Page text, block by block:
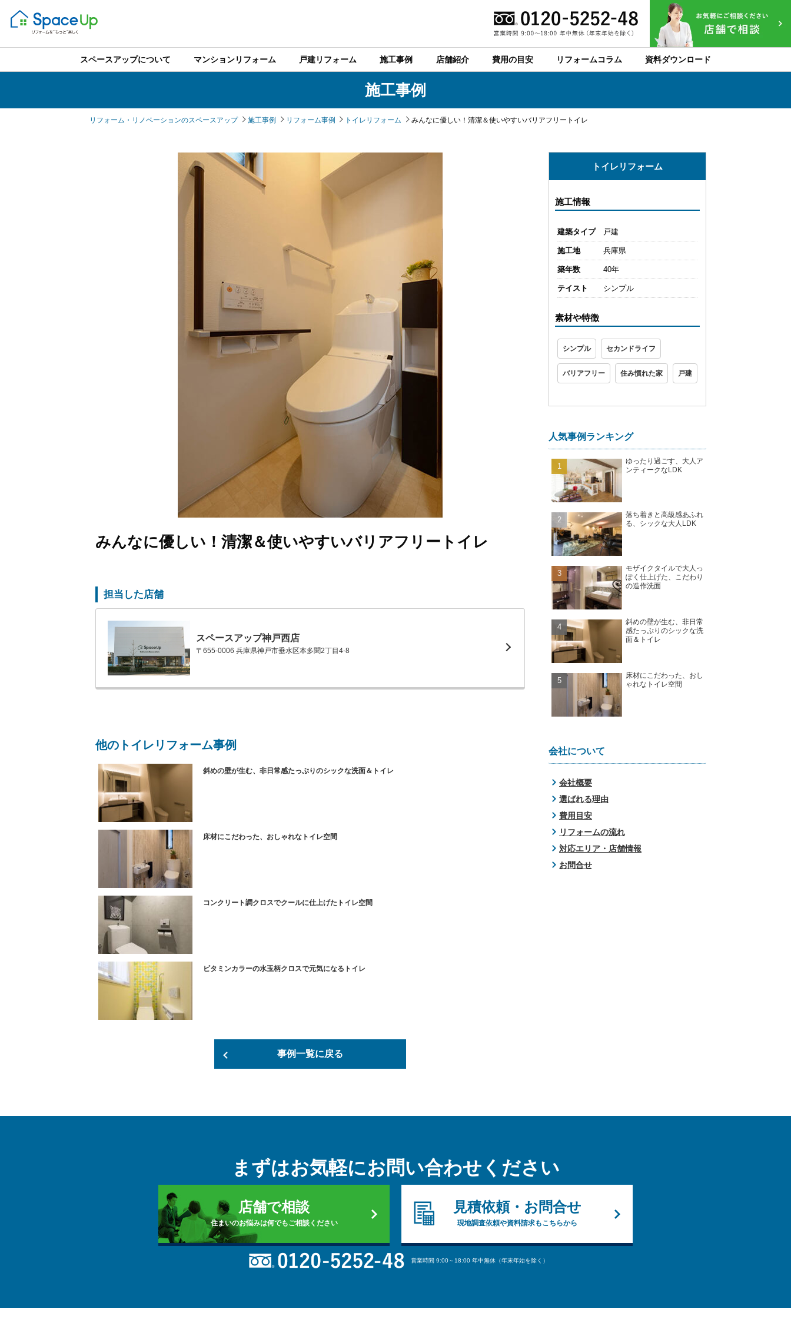
スペースアップについて マンションリフォーム 戸建リフォーム 施工事例 店舗紹介 費用の目安 リフォームコラム 資料ダウンロード
施工事例
リフォーム・リノベーションのスペースアップ 施工事例 リフォーム事例 トイレリフォーム みんなに優しい！清潔＆使いやすいバリアフリートイレ
みんなに優しい！清潔＆使いやすいバリアフリートイレ
担当した店舗
スペースアップ神戸西店
〒655-0006 兵庫県神戸市垂水区本多聞2丁目4-8
他のトイレリフォーム事例
斜めの壁が生む、非日常感たっぷりのシックな洗面＆トイレ
床材にこだわった、おしゃれなトイレ空間
コンクリート調クロスでクールに仕上げたトイレ空間
ビタミンカラーの水玉柄クロスで元気になるトイレ
事例一覧に戻る
トイレリフォーム
施工情報
建築タイプ 戸建
施工地 兵庫県
築年数 40年
テイスト シンプル
素材や特徴
シンプル セカンドライフ
バリアフリー 住み慣れた家 戸建
人気事例ランキング
ゆったり過ごす、大人ア
ンティークなLDK
落ち着きと高級感あふれ
る、シックな大人LDK
モザイクタイルで大人っ
ぽく仕上げた、こだわり
の造作洗面
斜めの壁が生む、非日常
感たっぷりのシックな洗
面＆トイレ
床材にこだわった、おし
ゃれなトイレ空間
会社について
会社概要
選ばれる理由
費用目安
リフォームの流れ
対応エリア・店舗情報
お問合せ
まずはお気軽にお問い合わせください
店舗で相談
住まいのお悩みは何でもご相談ください
見積依頼・お問合せ
現地調査依頼や資料請求もこちらから
営業時間 9:00～18:00 年中無休（年末年始を除く）